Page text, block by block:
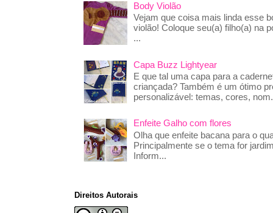
Body Violão
Vejam que coisa mais linda esse
violão! Coloque seu(a) filho(a) na
...
Capa Buzz Lightyear
E que tal uma capa para a
criançada? Também é um ótimo
personalizável: temas, cores,
Enfeite Galho com flores
Olha que enfeite bacana para o
Principalmente se o tema for
Inform...
Direitos Autorais